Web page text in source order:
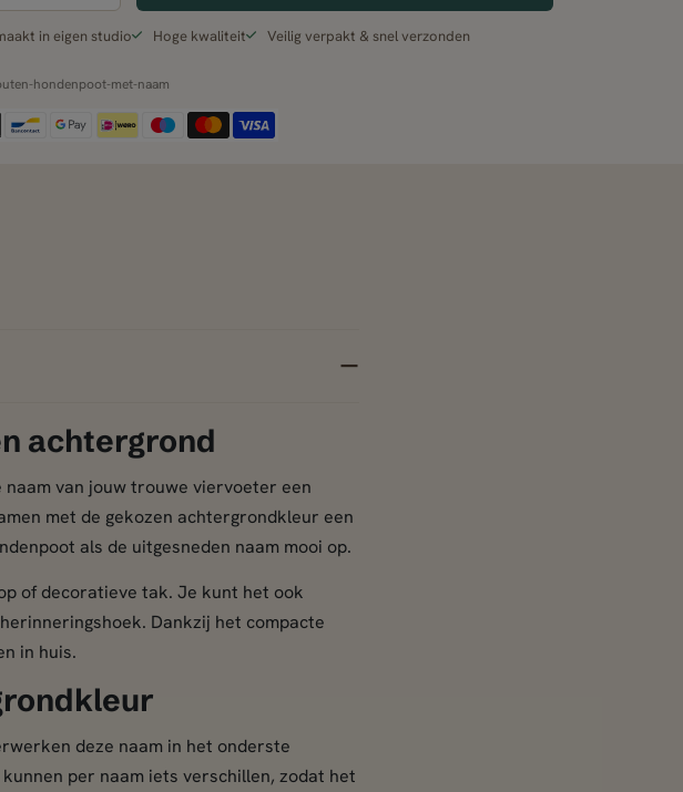
in eigen studio Hoge kwaliteit Veilig verpakt & snel verzonden
hondenpoot-met-naam
achtergrond
naam van jouw trouwe viervoeter een
met de gekozen achtergrondkleur een
als de uitgesneden naam mooi op.
of decoratieve tak. Je kunt het ook
Dankzij het compacte
in huis.
deze naam in het onderste
per naam iets verschillen, zodat het